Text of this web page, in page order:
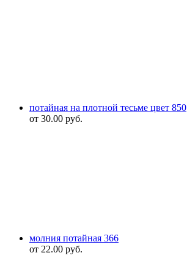
потайная на плотной тесьме цвет 850
от 30.00 руб.
молния потайная 366
от 22.00 руб.